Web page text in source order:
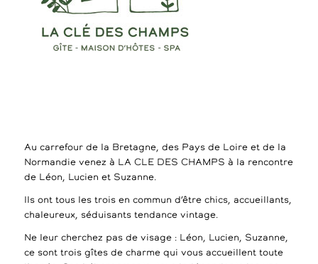
Au carrefour de la Bretagne, des Pays de Loire et de la
Normandie venez à LA CLE DES CHAMPS à la rencontre
de Léon, Lucien et Suzanne.
Ils ont tous les trois en commun d’être chics, accueillants,
chaleureux, séduisants tendance vintage.
Ne leur cherchez pas de visage : Léon, Lucien, Suzanne,
ce sont trois gîtes de charme qui vous accueillent toute